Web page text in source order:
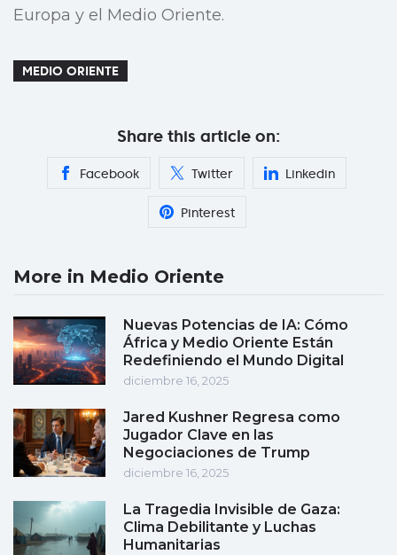
Europa y el Medio Oriente.
MEDIO ORIENTE
Share this article on:
Facebook Twitter Linkedin
Pinterest
More in Medio Oriente
Nuevas Potencias de IA: Cómo
África y Medio Oriente Están
Redefiniendo el Mundo Digital
diciembre 16, 2025
Jared Kushner Regresa como
Jugador Clave en las
Negociaciones de Trump
diciembre 16, 2025
La Tragedia Invisible de Gaza:
Clima Debilitante y Luchas
Humanitarias